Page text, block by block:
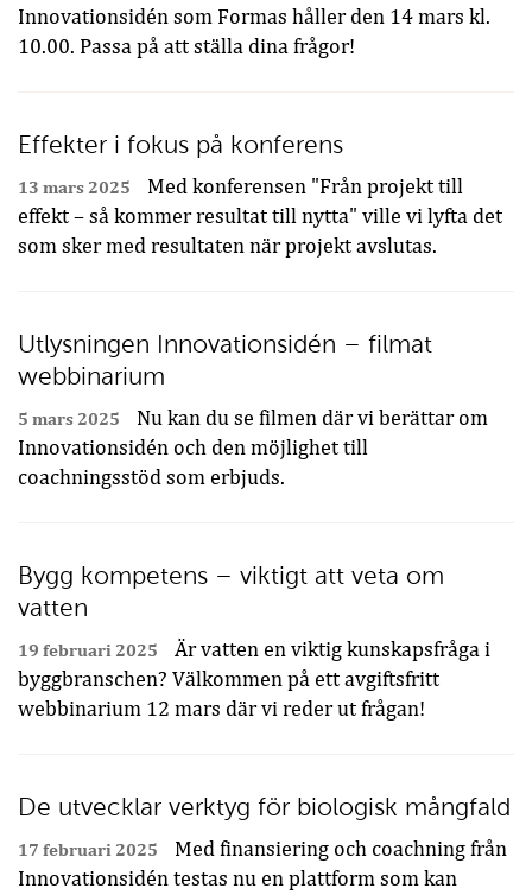
Innovationsidén som Formas håller den 14 mars kl.
10.00. Passa på att ställa dina frågor!
Effekter i fokus på konferens
13 mars 2025
Med konferensen "Från projekt till
effekt – så kommer resultat till nytta" ville vi lyfta det
som sker med resultaten när projekt avslutas.
Utlysningen Innovationsidén – filmat
webbinarium
5 mars 2025
Nu kan du se filmen där vi berättar om
Innovationsidén och den möjlighet till
coachningsstöd som erbjuds.
Bygg kompetens – viktigt att veta om
vatten
19 februari 2025
Är vatten en viktig kunskapsfråga i
byggbranschen? Välkommen på ett avgiftsfritt
webbinarium 12 mars där vi reder ut frågan!
De utvecklar verktyg för biologisk mångfald
17 februari 2025
Med finansiering och coachning från
Innovationsidén testas nu en plattform som kan